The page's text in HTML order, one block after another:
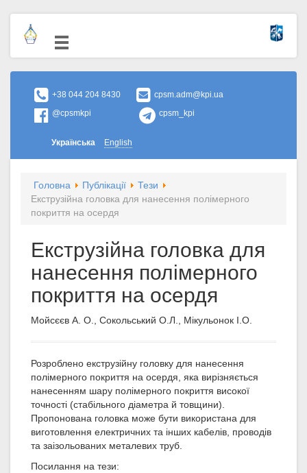
+38 044 204 8430
cpsm.adm@kpi.ua
@cpsmkpi
cpsm_kpi
Українська English
Головна Публікації
Тези
Екструзійна головка для нанесення полімерного
покриття на осердя
Екструзійна головка для
нанесення полімерного
покриття на осердя
Мойсєєв А. О., Сокольський О.Л., Мікульонок І.О.
Розроблено екструзійну головку для нанесення
полімерного покриття на осердя, яка вирізняється
нанесенням шару полімерного покриття високої
точності (стабільного діаметра й товщини).
Пропонована головка може бути використана для
виготовлення електричних та інших кабелів, проводів
та заізольованих металевих труб.
Посилання на тези: